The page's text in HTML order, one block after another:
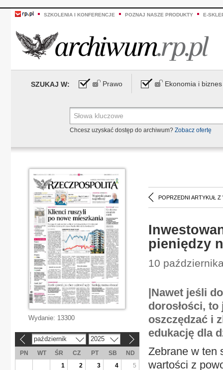
SZKOLENIA I KONFERENCJE POZNAJ NASZE PRODUKTY E-
SZUKAJ W: Prawo Ekonomia i biznes
Chcesz uzyskać dostęp do archiwum? Zobacz ofertę
POPRZEDNI ARTYKUŁ Z
pieniędzy
10
|Nawet jeśli
dorosłości,
oszczędzać i
edukację dla
Zebrane w ten
wartości z
Wydanie: 13300
październik 2025
PN WT ŚR CZ PT SB
ND
1
2 3 4
5